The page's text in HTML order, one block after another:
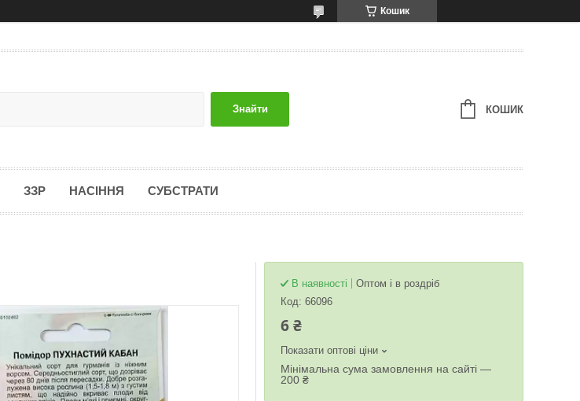
Кошик
Знайти КОШИК
ЗЗР НАСІННЯ СУБСТРАТИ
В наявності
Оптом і в роздріб
Код: 66096
6 ₴
Показати оптові ціни
Мінімальна сума замовлення на сайті —
200 ₴